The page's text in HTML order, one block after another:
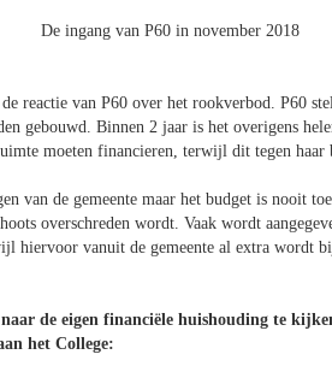
De ingang van P60 in november 2018
reactie van P60 over het rookverbod. P60
gebouwd. Binnen 2 jaar is het overigens
moeten financieren, terwijl dit tegen
van de gemeente maar het budget is nooit
overschreden wordt. Vaak wordt
hiervoor vanuit de gemeente al extra wordt
de eigen financiële huishouding te
het College: